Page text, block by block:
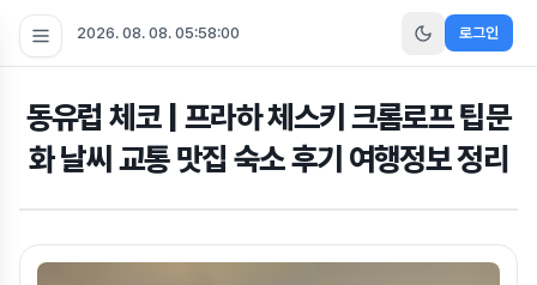
2026. 08. 08. 05:58:00 로그인
동유럽 체코 | 프라하 체스키 크롬로프 팁문
화 날씨 교통 맛집 숙소 후기 여행정보 정리